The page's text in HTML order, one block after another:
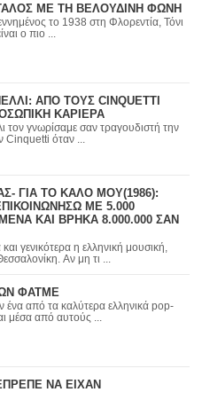
ΜΕ ΤΗ ΒΕΛΟΥΔΙΝΗ ΦΩΝΗ
το 1938 στη Φλορεντία, Τόνι
ο πιο ...
ΑΠΟ ΤΟΥΣ CINQUETTI
ΚΑΡΙΕΡΑ
Cinquetti όταν ...
ΓΙΑ ΤΟ ΚΑΛΟ ΜΟΥ(1986):
ΜΕ 5.000
ΣΑΝ
γενικότερα η ελληνική μουσική,
Αν μη τι ...
ΦΑΤΜΕ
ένα από τα καλύτερα ελληνικά pop-
μέσα από αυτούς ...
ΝΑ ΕΙΧΑΝ